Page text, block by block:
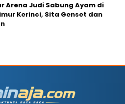
Arena Judi Sabung Ayam di
Kerinci, Sita Genset dan